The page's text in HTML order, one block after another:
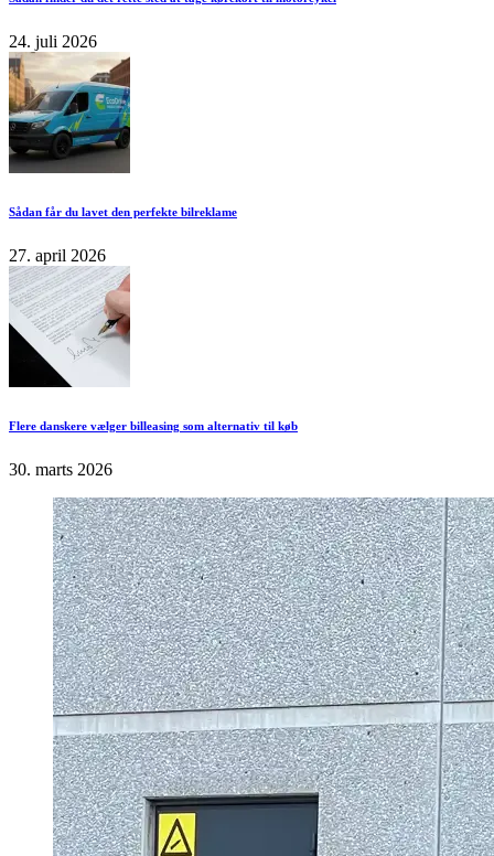
24. juli 2026
Sådan får du lavet den perfekte bilreklame
27. april 2026
Flere danskere vælger billeasing som alternativ til køb
30. marts 2026